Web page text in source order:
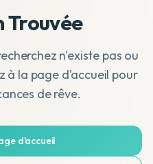
Trouvée
n'existe pas ou
à la page d'accueil pour
de rêve.
d'accueil